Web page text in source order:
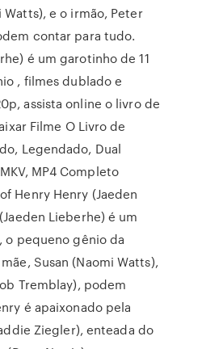
Watts), e o irmão, Peter
contar para tudo.
é um garotinho de 11
, filmes dublado e
assista online o livro de
Filme O Livro de
Legendado, Dual
MP4 Completo
Henry Henry (Jaeden
Lieberhe) é um
o pequeno gênio da
Susan (Naomi Watts),
Tremblay), podem
é apaixonado pela
Ziegler), enteada do